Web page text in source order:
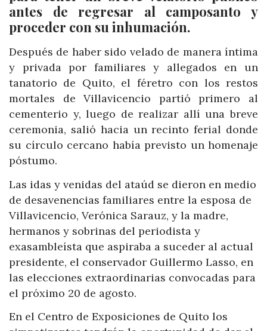
antes de regresar al camposanto y
proceder con su inhumación.
Después de haber sido velado de manera íntima
y privada por familiares y allegados en un
tanatorio de Quito, el féretro con los restos
mortales de Villavicencio partió primero al
cementerio y, luego de realizar allí una breve
ceremonia, salió hacia un recinto ferial donde
su círculo cercano había previsto un homenaje
póstumo.
Las idas y venidas del ataúd se dieron en medio
de desavenencias familiares entre la esposa de
Villavicencio, Verónica Sarauz, y la madre,
hermanos y sobrinas del periodista y
exasambleísta que aspiraba a suceder al actual
presidente, el conservador Guillermo Lasso, en
las elecciones extraordinarias convocadas para
el próximo 20 de agosto.
En el Centro de Exposiciones de Quito los